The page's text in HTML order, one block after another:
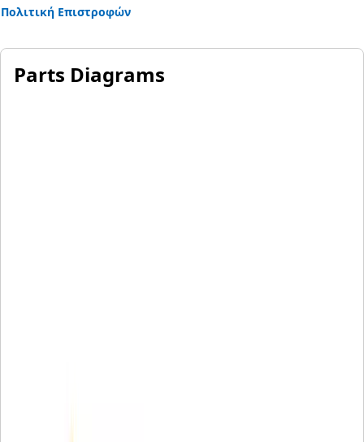
Πολιτική Επιστροφών
Parts Diagrams